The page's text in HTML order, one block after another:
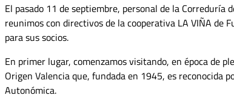
El pasado 11 de septiembre, personal de la Correduría
reunimos con directivos de la cooperativa LA VIÑA de
para sus socios.
En primer lugar, comenzamos visitando, en época de
Origen Valencia que, fundada en 1945, es reconocida
Autonómica.